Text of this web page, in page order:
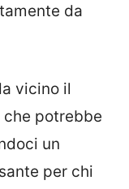
da
vicino il
potrebbe
un
per chi